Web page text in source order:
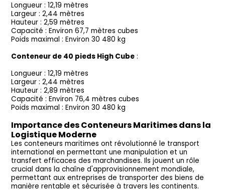
Longueur : 12,19 mètres
Largeur : 2,44 mètres
Hauteur : 2,59 mètres
Capacité : Environ 67,7 mètres cubes
Poids maximal : Environ 30 480 kg
Conteneur de 40 pieds High Cube :
Longueur : 12,19 mètres
Largeur : 2,44 mètres
Hauteur : 2,89 mètres
Capacité : Environ 76,4 mètres cubes
Poids maximal : Environ 30 480 kg
Importance des Conteneurs Maritimes dans la
Logistique Moderne
Les conteneurs maritimes ont révolutionné le transport
international en permettant une manipulation et un
transfert efficaces des marchandises. Ils jouent un rôle
crucial dans la chaîne d'approvisionnement mondiale,
permettant aux entreprises de transporter des biens de
manière rentable et sécurisée à travers les continents.